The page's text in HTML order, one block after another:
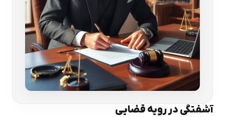
آشفتگی در رویه قضایی